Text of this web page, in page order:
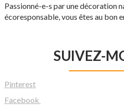
Passionné-e-s par une décoration
écoresponsable, vous êtes au bon
SUIVEZ-
Pinterest
Facebook